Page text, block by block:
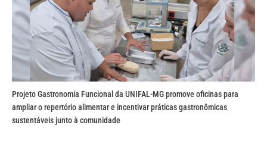
Projeto Gastronomia Funcional da UNIFAL-MG promove oficinas para
ampliar o repertório alimentar e incentivar práticas gastronômicas
sustentáveis junto à comunidade